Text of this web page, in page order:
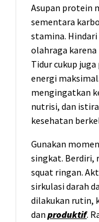
Asupan protein
sementara
stamina.
olahraga
Tidur cukup
energi
mengingatkan
nutrisi, dan
kesehatan
Gunakan
singkat. Berdiri,
squat ringan.
sirkulasi darah
dilakukan rutin,
dan produktif.